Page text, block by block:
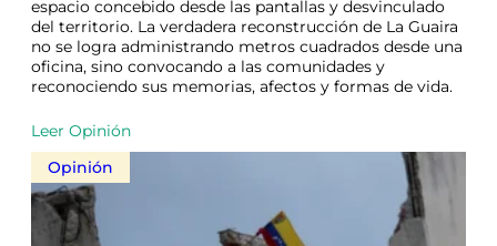
espacio concebido desde las pantallas y desvinculado
del territorio. La verdadera reconstrucción de La Guaira
no se logra administrando metros cuadrados desde una
oficina, sino convocando a las comunidades y
reconociendo sus memorias, afectos y formas de vida.
Leer Opinión
Opinión